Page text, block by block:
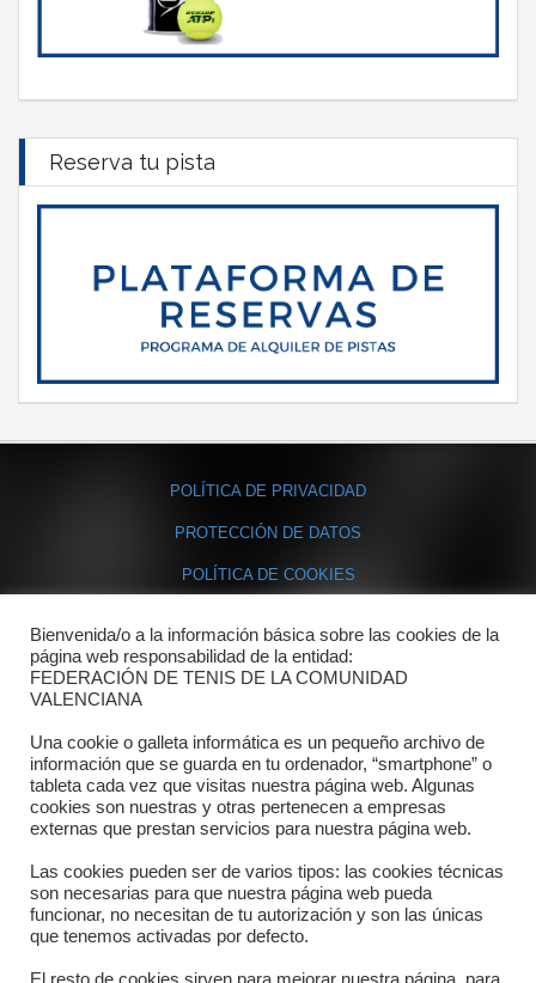
Reserva tu pista
POLÍTICA DE PRIVACIDAD
PROTECCIÓN DE DATOS
POLÍTICA DE COOKIES
Contacto
Dónde estamos
Directorio departamentos
Horario
Formulario de contacto
Bienvenida/o a la información básica sobre las cookies de la
página web responsabilidad de la entidad:
FEDERACIÓN DE TENIS DE LA COMUNIDAD
VALENCIANA
Una cookie o galleta informática es un pequeño archivo de
información que se guarda en tu ordenador, “smartphone” o
tableta cada vez que visitas nuestra página web. Algunas
cookies son nuestras y otras pertenecen a empresas
externas que prestan servicios para nuestra página web.
Las cookies pueden ser de varios tipos: las cookies técnicas
son necesarias para que nuestra página web pueda
funcionar, no necesitan de tu autorización y son las únicas
que tenemos activadas por defecto.